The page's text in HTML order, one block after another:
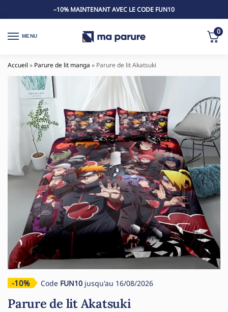
–10% MAINTENANT AVEC LE CODE FUN10
MENU
0
Accueil » Parure de lit manga » Parure de lit Akatsuki
-10% Code FUN10 jusqu'au 16/08/2026
Parure de lit Akatsuki